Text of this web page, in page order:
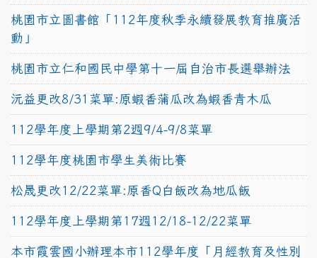
桃園市立圖書館「112年度秋季永續發展教育推廣活
動」
桃園市立仁和國民中學第十一屆自治市長選舉辦法
沅益更改8/31菜單:原蝦香蒲瓜改為蝦香青木瓜
112學年度上學期第2週9/4-9/8菜單
112學年度桃園市學生美術比賽
松晟更改12/22菜單:原香Q白飯改為地瓜飯
112學年度上學期第17週12/18-12/22菜單
本市霞雲國小辦理本市112學年度「月經教育及性別